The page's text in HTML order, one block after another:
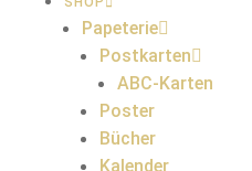
Papeterie
Postkarten
ABC-Karten
Poster
Bücher
Kalender